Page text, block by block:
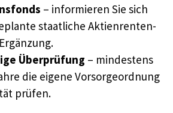
– informieren Sie sich
staatliche Aktienrenten-
Überprüfung – mindestens
die eigene Vorsorgeordnung
prüfen.